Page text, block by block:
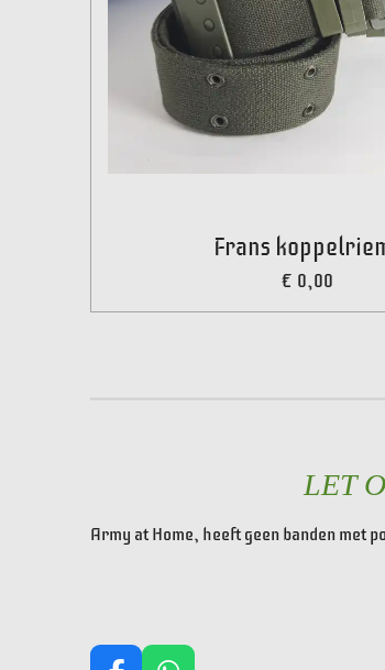
Frans
€ 0,00
LET
Army at Home, heeft geen banden met